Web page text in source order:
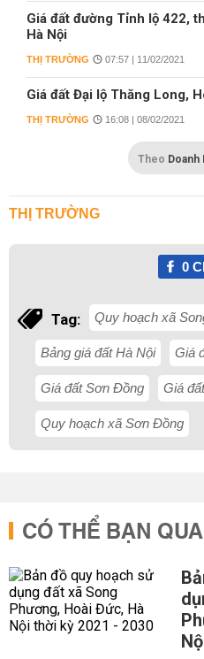
Giá đất đường Tỉnh lộ 422,
Hà Nội
THỊ TRƯỜNG 07:57 | 11/02/2021
Giá đất Đại lộ Thăng Long,
THỊ TRƯỜNG 16:08 | 08/02/2021
Theo Doanh
THỊ TRƯỜNG
0
Tag: Quy hoạch xã
Bảng giá đất Hà Nội Giá
Giá đất Sơn Đồng Giá
Quy hoạch xã Sơn Đồng
CÓ THỂ BẠN